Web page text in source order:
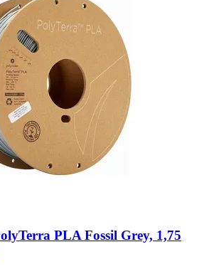
PLA Fossil Grey, 1,75